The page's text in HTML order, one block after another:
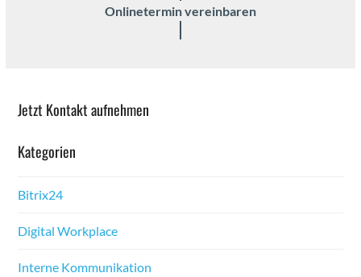
Onlineter­min vere­in­baren
Jet­zt Kon­takt aufnehmen
Kat­e­gorien
Bitrix24
Dig­i­tal Work­place
Interne Kom­mu­nika­tion